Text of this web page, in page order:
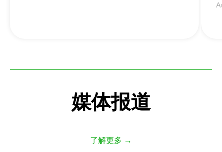
媒体报道
了解更多 →